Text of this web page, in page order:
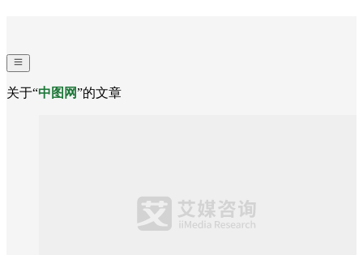
关于“中图网”的文章